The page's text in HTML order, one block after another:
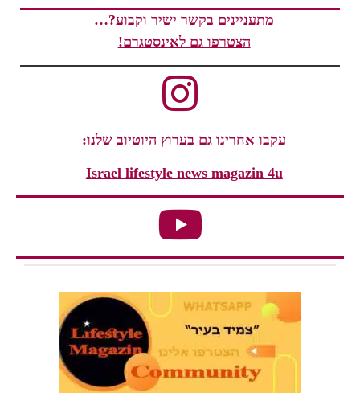
מתעניינים בקשר ישיר וקבוע?…
הצטרפו גם לאינסטגרם!
עקבו אחרינו גם בערוץ היוטיוב שלנו:
Israel lifestyle news magazin 4u